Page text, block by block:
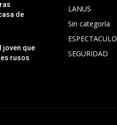
de
joven que
rusos
LANUS
Sin categoría
ESPECTACULO
SEGURIDAD